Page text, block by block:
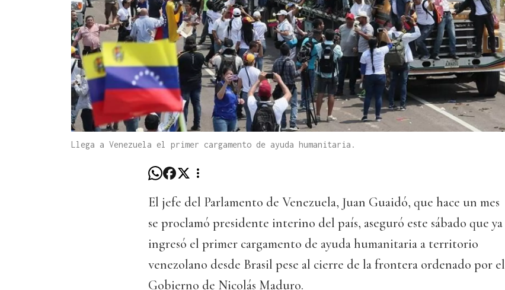
Llega a Venezuela el primer cargamento de ayuda humanitaria.
El jefe del Parlamento de Venezuela, Juan Guaidó, que hace un mes
se proclamó presidente interino del país, aseguró este sábado que ya
ingresó el primer cargamento de ayuda humanitaria a territorio
venezolano desde Brasil pese al cierre de la frontera ordenado por el
Gobierno de Nicolás Maduro.